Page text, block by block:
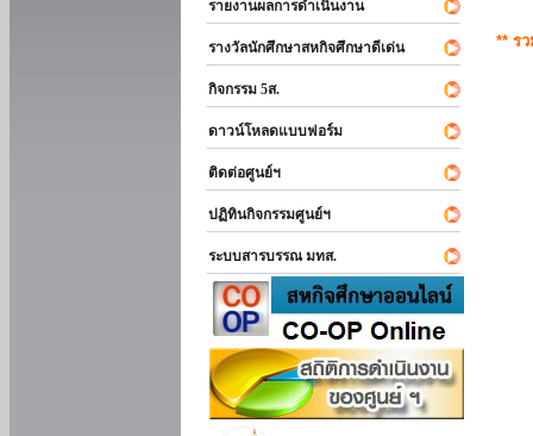
รายงานผลการดำเนินงาน
รางวัลนักศึกษาสหกิจศึกษาดีเด่น
กิจกรรม 5ส.
ดาวน์โหลดแบบฟอร์ม
ติดต่อศูนย์ฯ
ปฏิทินกิจกรรมศูนย์ฯ
ระบบสารบรรณ มทส.
** ร